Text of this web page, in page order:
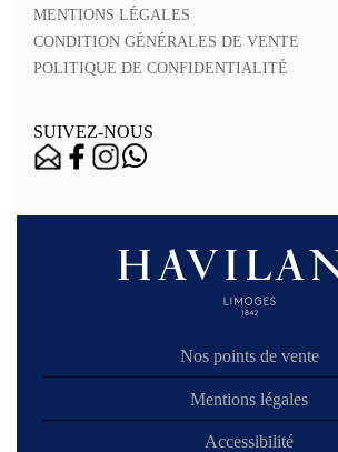
MENTIONS LÉGALES
CONDITION GÉNÉRALES DE VENTE
POLITIQUE DE CONFIDENTIALITÉ
SUIVEZ-NOUS
Nos points de vente
Mentions légales
Accessibilité